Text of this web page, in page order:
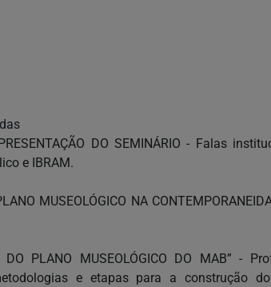
DO SEMINÁRIO - Falas
e IBRAM.
MUSEOLÓGICO NA
DO PLANO MUSEOLÓGICO DO
e etapas para a construção